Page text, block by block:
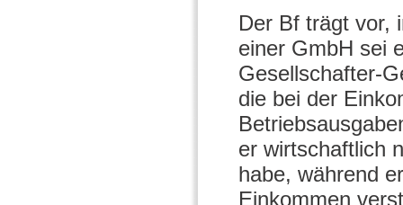
Der Bf trägt vor,
einer GmbH sei
Gesellschafter-
die bei der
er wirtschaftlich
habe, während
Einkommen